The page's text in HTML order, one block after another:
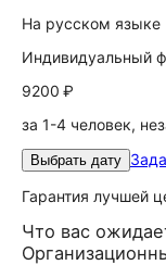
На русском языке
Индивидуальный
9200 ₽
за 1-4 человек,
Выбрать дату
Гарантия лучшей
Что вас